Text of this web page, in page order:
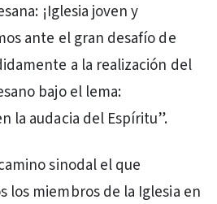
¡Iglesia joven y
ante el gran desafío de
a la realización del
bajo el lema:
la audacia del Espíritu”.
sinodal el que
los miembros de la Iglesia en